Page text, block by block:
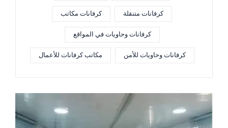
كرفانات متنقلة كرفانات مكاتب
كرفانات وحاويات في المواقع
كرفانات وحاويات للأمن مكاتب كرفانات للأعمال